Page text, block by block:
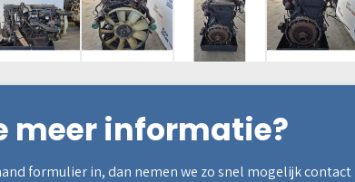
meer informatie?
formulier in, dan nemen we zo snel mogelijk